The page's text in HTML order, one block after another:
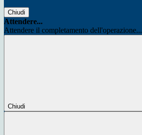
Chiudi
Attendere...
Attendere il completamento dell'operazione...
Chiudi